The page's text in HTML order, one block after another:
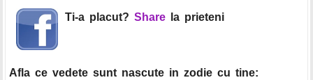
Ti-a placut? Share la prieteni
Afla ce vedete sunt nascute in zodie cu tine: